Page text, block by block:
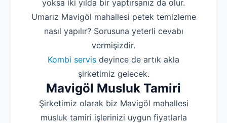
yoksa iki yılda bir yaptırsanız da olur.
Umarız Mavigöl mahallesi petek temizleme
nasıl yapılır? Sorusuna yeterli cevabı
vermişizdir.
Kombi servis deyince de artık akla
şirketimiz gelecek.
Mavigöl Musluk Tamiri
Şirketimiz olarak biz Mavigöl mahallesi
musluk tamiri işlerinizi uygun fiyatlarla